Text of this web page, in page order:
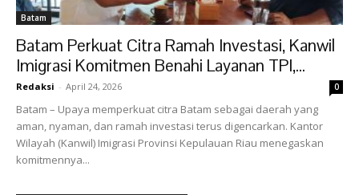
Batam
Batam Perkuat Citra Ramah Investasi, Kanwil
Imigrasi Komitmen Benahi Layanan TPI,...
Redaksi - April 24, 2026 0
Batam – Upaya memperkuat citra Batam sebagai daerah yang
aman, nyaman, dan ramah investasi terus digencarkan. Kantor
Wilayah (Kanwil) Imigrasi Provinsi Kepulauan Riau menegaskan
komitmennya...